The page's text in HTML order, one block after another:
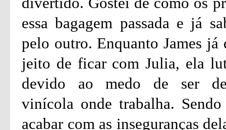
essa bagagem passada e já
pelo outro. Enquanto James
jeito de ficar com Julia, ela
devido ao medo de ser
vinícola onde trabalha.
acabar com as inseguranças